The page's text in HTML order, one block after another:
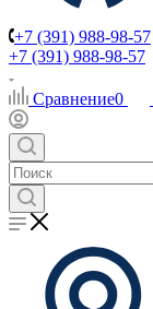
+7 (391) 988-98-57
+7 (391) 988-98-57
Сравнение0